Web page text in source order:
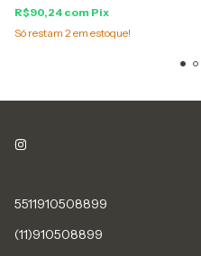
R$90,24 com Pix
Só restam 2em estoque!
5511910508899
(11)910508899